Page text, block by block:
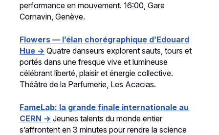
performance en mouvement. 16:00, Gare
Cornavin, Genève.
Flowers — l’élan chorégraphique d’Edouard
Hue → Quatre danseurs explorent sauts, tours et
portés dans une fresque vive et lumineuse
célébrant liberté, plaisir et énergie collective.
Théâtre de la Parfumerie, Les Acacias.
FameLab: la grande finale internationale au
CERN → Jeunes talents du monde entier
s’affrontent en 3 minutes pour rendre la science